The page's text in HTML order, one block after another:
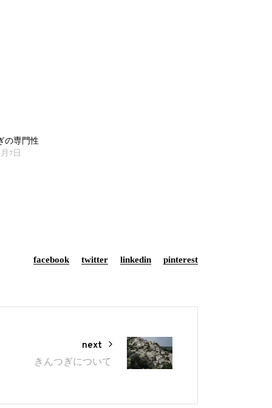
の専門性
7日
facebook twitter linkedin pinterest
next
きんつぎについて